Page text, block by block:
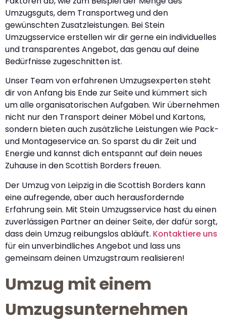
Umzugsguts, dem Transportweg und den
gewünschten Zusatzleistungen. Bei Stein
Umzugsservice erstellen wir dir gerne ein individuelles
und transparentes Angebot, das genau auf deine
Bedürfnisse zugeschnitten ist.
Unser Team von erfahrenen Umzugsexperten steht
dir von Anfang bis Ende zur Seite und kümmert sich
um alle organisatorischen Aufgaben. Wir übernehmen
nicht nur den Transport deiner Möbel und Kartons,
sondern bieten auch zusätzliche Leistungen wie Pack-
und Montageservice an. So sparst du dir Zeit und
Energie und kannst dich entspannt auf dein neues
Zuhause in den Scottish Borders freuen.
Der Umzug von Leipzig in die Scottish Borders kann
eine aufregende, aber auch herausfordernde
Erfahrung sein. Mit Stein Umzugsservice hast du einen
zuverlässigen Partner an deiner Seite, der dafür sorgt,
dass dein Umzug reibungslos abläuft. Kontaktiere uns
für ein unverbindliches Angebot und lass uns
gemeinsam deinen Umzugstraum realisieren!
Umzug mit einem
Umzugsunternehmen